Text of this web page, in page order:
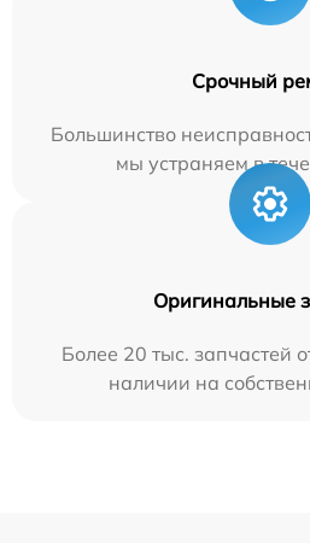
Срочный
Большинство
мы устраняем в
Оригинальные
Более 20 тыс. запчастей
наличии на